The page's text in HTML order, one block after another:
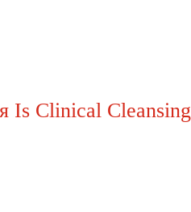
Is Clinical Cleansing